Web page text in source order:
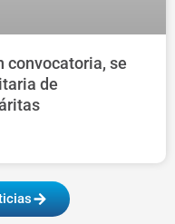
convocatoria, se
de